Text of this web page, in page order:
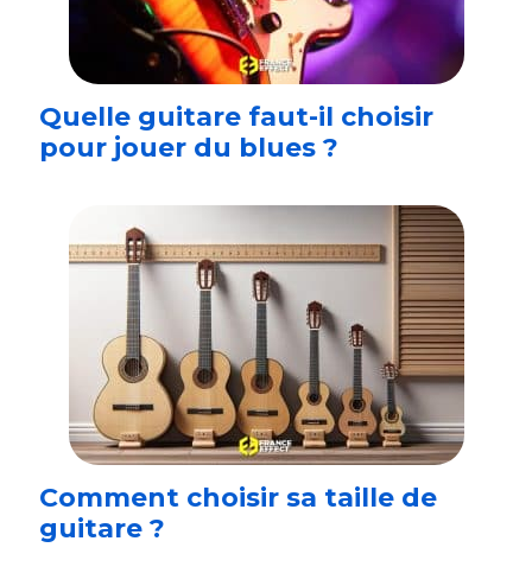
Quelle guitare faut-il choisir
pour jouer du blues ?
Comment choisir sa taille de
guitare ?